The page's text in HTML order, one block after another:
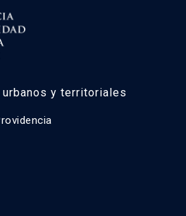
y territoriales